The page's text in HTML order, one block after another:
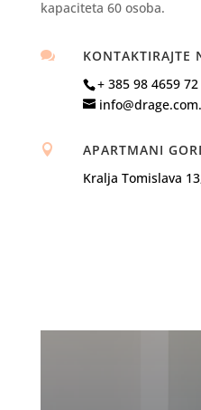
kapaciteta 60 osoba.

KONTAKTIRAJTE
+ 385 98 4659 72

APARTMANI
Kralja Tomislava